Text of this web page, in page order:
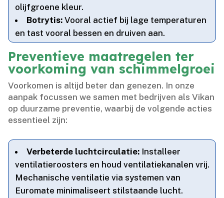
olijfgroene kleur.​
Botrytis: Vooral actief bij lage temperaturen
en tast vooral bessen en druiven aan.​
Preventieve maatregelen ter
voorkoming van schimmelgroei
Voorkomen is altijd beter dan genezen.​ In onze
aanpak focussen we samen met bedrijven als Vikan
op duurzame preventie, waarbij de volgende acties
essentieel zijn:
Verbeterde luchtcirculatie: Installeer
ventilatieroosters en houd ventilatiekanalen vrij.​
Mechanische ventilatie via systemen van
Euromate minimaliseert stilstaande lucht.​